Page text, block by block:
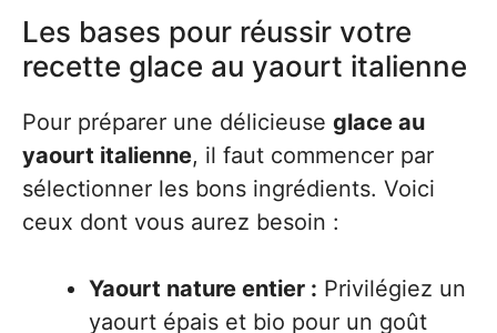
Les bases pour réussir votre
recette glace au yaourt italienne
Pour préparer une délicieuse glace au
yaourt italienne, il faut commencer par
sélectionner les bons ingrédients. Voici
ceux dont vous aurez besoin :
Yaourt nature entier : Privilégiez un
yaourt épais et bio pour un goût